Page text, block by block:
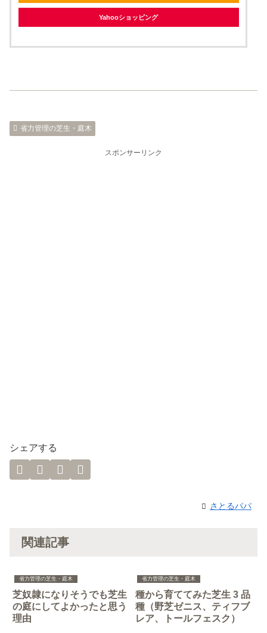
Yahooショッピング
省力管理の芝生・庭木
スポンサーリンク
シェアする
さとるパパ
関連記事
省力管理の芝生・庭木
芝奴隷になりそうでも芝生
の庭にしてよかったと思う
理由
省力管理の芝生・庭木
種から育ててみた芝生 3 品
種（野芝ゼニス、ティフブ
レア、トールフェスク）